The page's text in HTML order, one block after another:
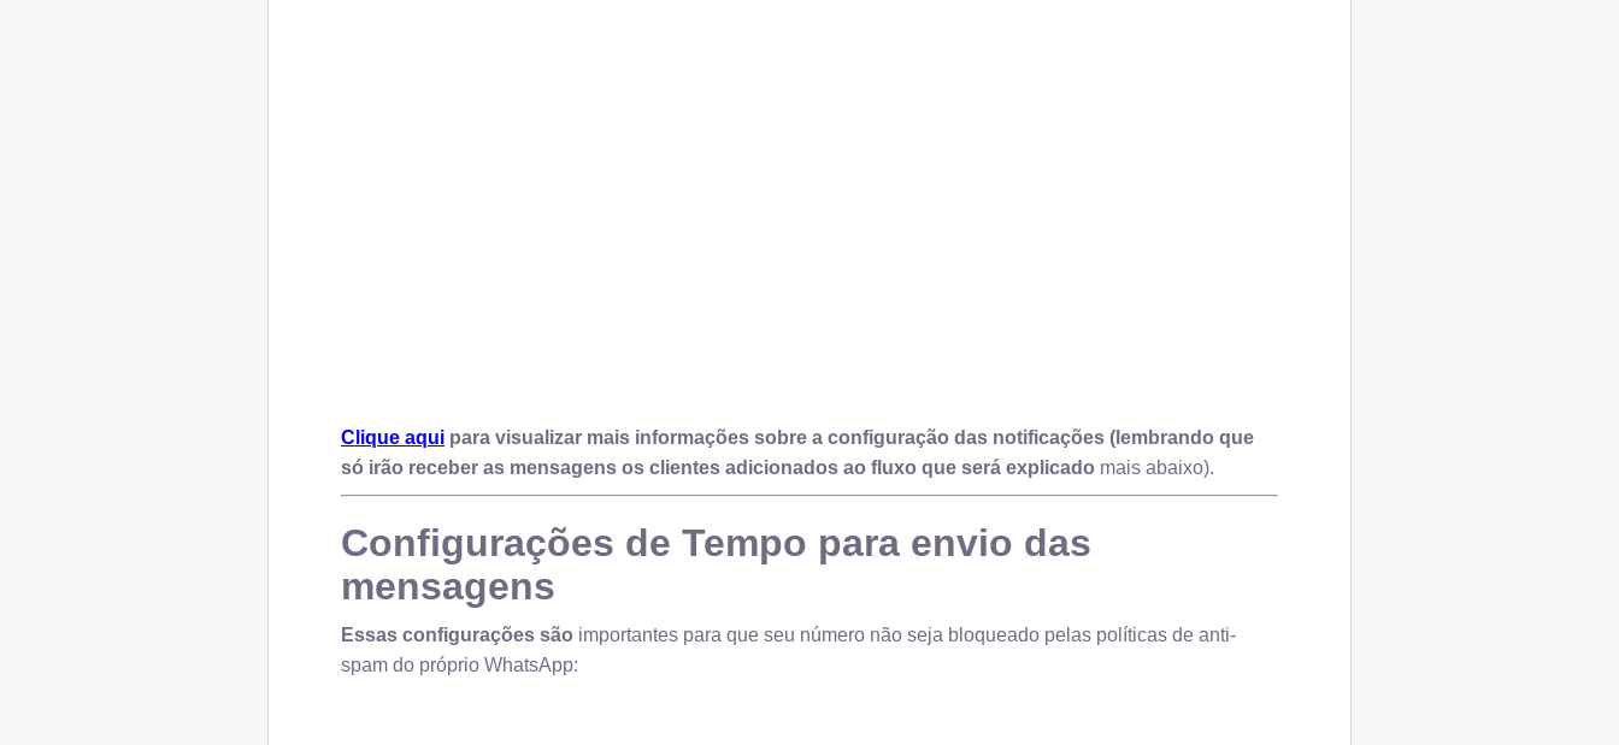
Clique aqui para visualizar mais informações sobre a configuração das notificações (lembrando que
só irão receber as mensagens os clientes adicionados ao fluxo que será explicado mais abaixo).
Configurações de Tempo para envio das
mensagens
Essas configurações são importantes para que seu número não seja bloqueado pelas políticas de anti-
spam do próprio WhatsApp: